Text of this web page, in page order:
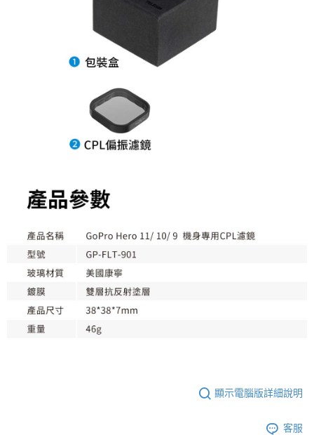
顯示電腦版詳細說明
客服